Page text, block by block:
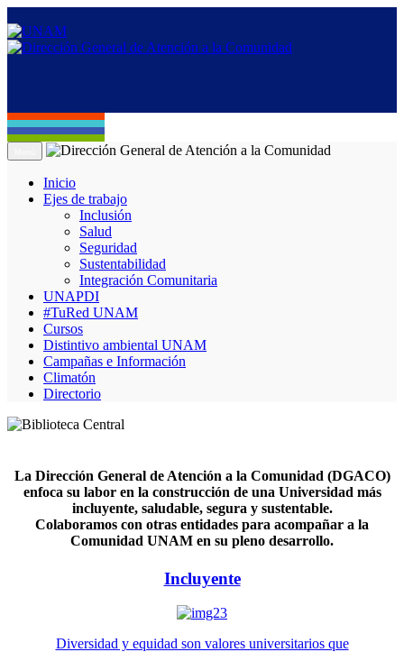
Inicio
Ejes de trabajo
Inclusión
Salud
Seguridad
Sustentabilidad
Integración Comunitaria
UNAPDI
#TuRed UNAM
Cursos
Distintivo ambiental UNAM
Campañas e Información
Climatón
Directorio
La Dirección General de Atención a la Comunidad (DGACO)
enfoca su labor en la construcción de una Universidad más
incluyente, saludable, segura y sustentable.
Colaboramos con otras entidades para acompañar a la
Comunidad UNAM en su pleno desarrollo.
Incluyente
Diversidad y equidad son valores universitarios que